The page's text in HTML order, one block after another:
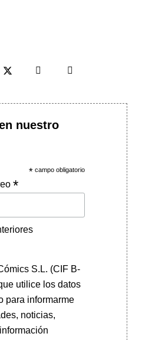
nuestro
* campo obligatorio
*
S.L. (CIF B-
utilice los datos
para informarme
noticias,